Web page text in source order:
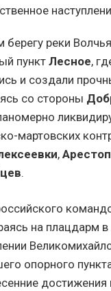
берегу реки
пункт Лесное,
и создали
со стороны
мартовских
,
.
на плацдарм
опорного
достижения